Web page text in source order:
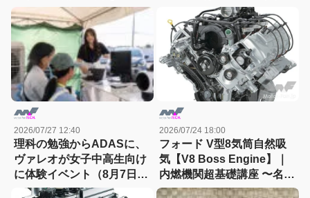
月から30か月へと大幅短縮
どう変えるのか
2026/07/27 12:40
理科の勉強からADASに、
ヴァレオが女子中高生向け
に体験イベント（8月7日締
切）
2026/07/24 18:00
フォード V型8気筒自然吸
気【V8 Boss Engine】｜
内燃機関超基礎講座 〜名作
エンジン図鑑